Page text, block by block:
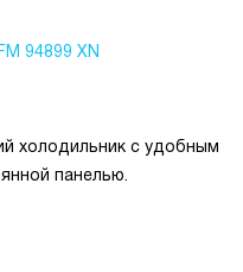
94899 XN
холодильник с удобным
панелью.